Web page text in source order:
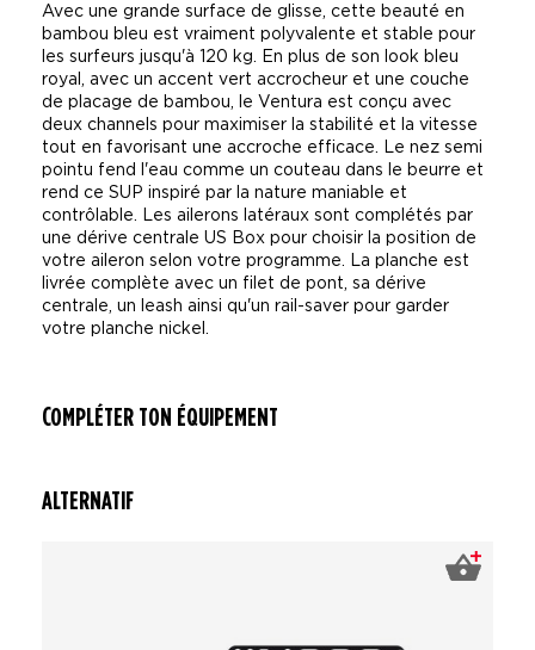
Avec une grande surface de glisse, cette beauté en
bambou bleu est vraiment polyvalente et stable pour
les surfeurs jusqu'à 120 kg. En plus de son look bleu
royal, avec un accent vert accrocheur et une couche
de placage de bambou, le Ventura est conçu avec
deux channels pour maximiser la stabilité et la vitesse
tout en favorisant une accroche efficace. Le nez semi
pointu fend l'eau comme un couteau dans le beurre et
rend ce SUP inspiré par la nature maniable et
contrôlable. Les ailerons latéraux sont complétés par
une dérive centrale US Box pour choisir la position de
votre aileron selon votre programme. La planche est
livrée complète avec un filet de pont, sa dérive
centrale, un leash ainsi qu'un rail-saver pour garder
votre planche nickel.
COMPLÉTER TON ÉQUIPEMENT
ALTERNATIF